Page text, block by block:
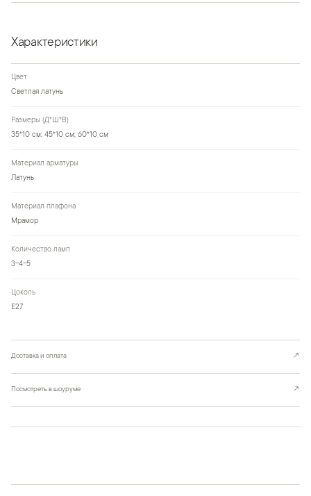
Характеристики
Цвет
Светлая латунь
Размеры (Д*Ш*В)
35*10 см; 45*10 см; 60*10 см
Материал арматуры
Латунь
Материал плафона
Мрамор
Количество ламп
3-4-5
Цоколь
Е27
Доставка и оплата ↗
Посмотреть в шоуруме ↗